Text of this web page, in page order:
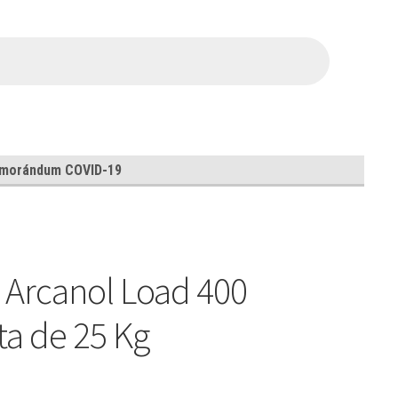
COVID-19
Arcanol Load 400
de 25 Kg